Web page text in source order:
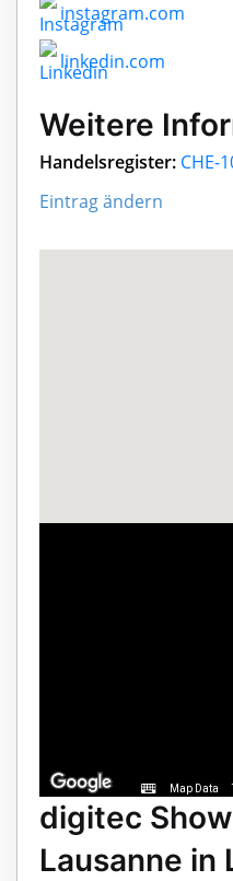
instagram.com
linkedin.com
Weitere
Handelsregister: CHE-
Eintrag ändern
Map Data
digitec
Lausanne in